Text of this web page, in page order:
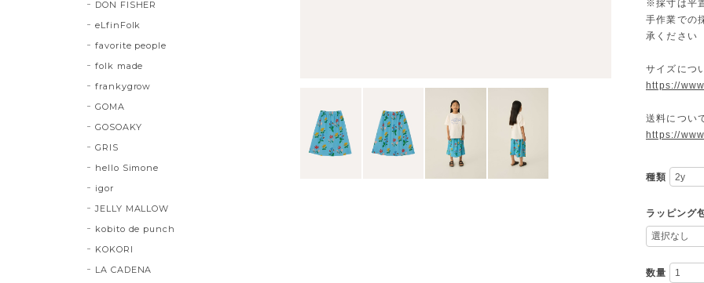
※採寸は平
手作業での
承ください
サイズにつ
https://
送料につい
https://
種類
ラッピング
数量
DON FISHER
eLfinFolk
favorite people
folk made
frankygrow
GOMA
GOSOAKY
GRIS
hello Simone
igor
JELLY MALLOW
kobito de punch
KOKORI
LA CADENA